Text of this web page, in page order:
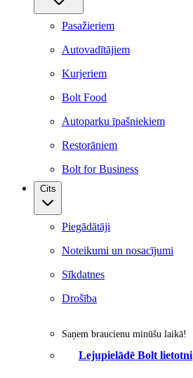
Pasažieriem
Autovadītājiem
Kurjeriem
Bolt Food
Autoparku īpašniekiem
Restorāniem
Bolt for Business
Cits
Piegādātāji
Noteikumi un nosacījumi
Sīkdatnes
Drošība
Saņem braucienu minūšu laikā!
Lejupielādē Bolt lietotni